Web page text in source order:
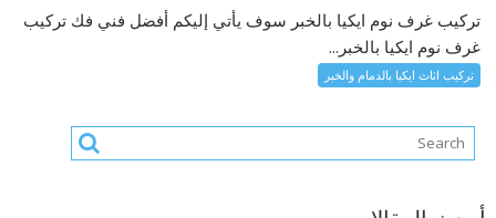
تركيب غرف نوم ايكيا بالخبر سوف يأتي إليكم أفضل فني فك تركيب
غرف نوم ايكيا بالخبر...
تركيب اثاث ايكيا بالدمام والخبر